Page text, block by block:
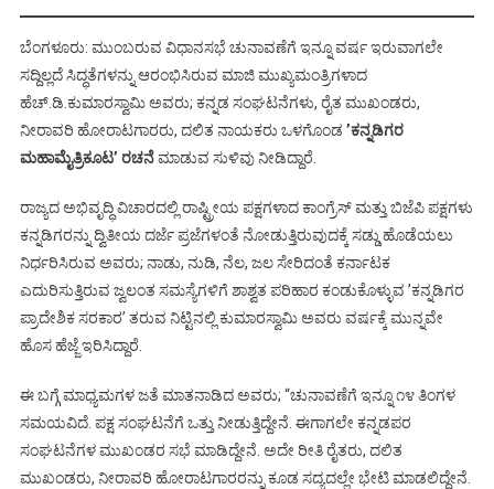
ಬೆಂಗಳೂರು: ಮುಂಬರುವ ವಿಧಾನಸಭೆ ಚುನಾವಣೆಗೆ ಇನ್ನೂ ವರ್ಷ ಇರುವಾಗಲೇ
ಸದ್ದಿಲ್ಲದೆ ಸಿದ್ಧತೆಗಳನ್ನು ಆರಂಭಿಸಿರುವ ಮಾಜಿ ಮುಖ್ಯಮಂತ್ರಿಗಳಾದ
ಹೆಚ್.ಡಿ.ಕುಮಾರಸ್ವಾಮಿ ಅವರು; ಕನ್ನಡ ಸಂಘಟನೆಗಳು, ರೈತ ಮುಖಂಡರು,
ನೀರಾವರಿ ಹೋರಾಟಗಾರರು, ದಲಿತ ನಾಯಕರು ಒಳಗೊಂಡ ʼಕನ್ನಡಿಗರ
ಮಹಾಮೈತ್ರಿಕೂಟʼ ರಚನೆಮಾಡುವ ಸುಳಿವು ನೀಡಿದ್ದಾರೆ.
ರಾಜ್ಯದ ಅಭಿವೃದ್ಧಿ ವಿಚಾರದಲ್ಲಿ ರಾಷ್ಟ್ರೀಯ ಪಕ್ಷಗಳಾದ ಕಾಂಗ್ರೆಸ್‌ ಮತ್ತು ಬಿಜೆಪಿ ಪಕ್ಷಗಳು
ಕನ್ನಡಿಗರನ್ನು ದ್ವಿತೀಯ ದರ್ಜೆ ಪ್ರಜೆಗಳಂತೆ ನೋಡುತ್ತಿರುವುದಕ್ಕೆ ಸಡ್ಡು ಹೊಡೆಯಲು
ನಿರ್ಧರಿಸಿರುವ ಅವರು; ನಾಡು, ನುಡಿ, ನೆಲ, ಜಲ ಸೇರಿದಂತೆ ಕರ್ನಾಟಕ
ಎದುರಿಸುತ್ತಿರುವ ಜ್ವಲಂತ ಸಮಸ್ಯೆಗಳಿಗೆ ಶಾಶ್ವತ ಪರಿಹಾರ ಕಂಡುಕೊಳ್ಳುವ ʼಕನ್ನಡಿಗರ
ಪ್ರಾದೇಶಿಕ ಸರಕಾರʼ ತರುವ ನಿಟ್ಟಿನಲ್ಲಿ ಕುಮಾರಸ್ವಾಮಿ ಅವರು ವರ್ಷಕ್ಕೆ ಮುನ್ನವೇ
ಹೊಸ ಹೆಜ್ಜೆ ಇರಿಸಿದ್ದಾರೆ.
ಈ ಬಗ್ಗೆ ಮಾಧ್ಯಮಗಳ ಜತೆ ಮಾತನಾಡಿದ ಅವರು; “ಚುನಾವಣೆಗೆ ಇನ್ನೂ ೧೪ ತಿಂಗಳ
ಸಮಯವಿದೆ. ಪಕ್ಷ ಸಂಘಟನೆಗೆ ಒತ್ತು ನೀಡುತ್ತಿದ್ದೇನೆ. ಈಗಾಗಲೇ ಕನ್ನಡಪರ
ಸಂಘಟನೆಗಳ ಮುಖಂಡರ ಸಭೆ ಮಾಡಿದ್ದೇನೆ. ಅದೇ ರೀತಿ ರೈತರು, ದಲಿತ
ಮುಖಂಡರು, ನೀರಾವರಿ ಹೋರಾಟಗಾರರನ್ನು ಕೂಡ ಸದ್ಯದಲ್ಲೇ ಭೇಟಿ ಮಾಡಲಿದ್ದೇನೆ.